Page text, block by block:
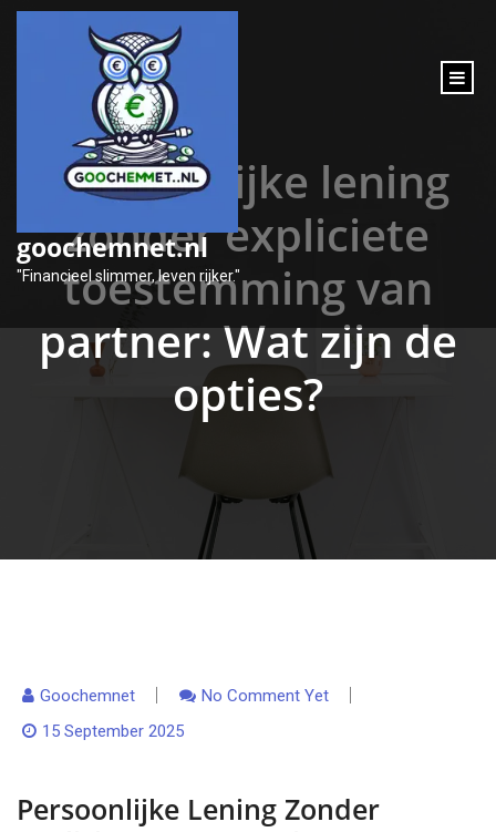
inhoud
goochemnet.nl
"Financieel slimmer, leven rijker."
Persoonlijke lening
zonder expliciete
toestemming van
partner: Wat zijn de
opties?
Goochemnet
No Comment Yet
15 September 2025
Persoonlijke Lening Zonder